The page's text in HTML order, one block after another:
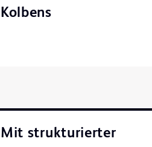
Kolbens
Mit strukturierter